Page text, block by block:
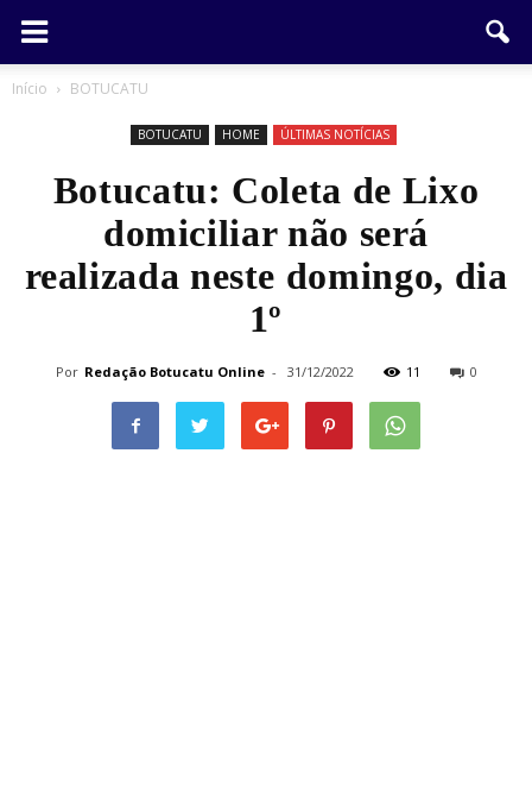
Início BOTUCATU
BOTUCATU HOME ÚLTIMAS NOTÍCIAS
Botucatu: Coleta de Lixo
domiciliar não será
realizada neste domingo, dia
1º
Por Redação Botucatu Online - 31/12/2022 11 0